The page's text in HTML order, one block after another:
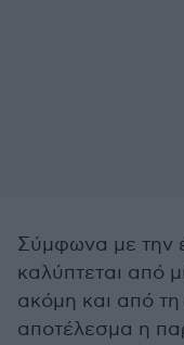
Σύμφωνα με την
καλύπτεται από
ακόμη και από τη
αποτέλεσμα η